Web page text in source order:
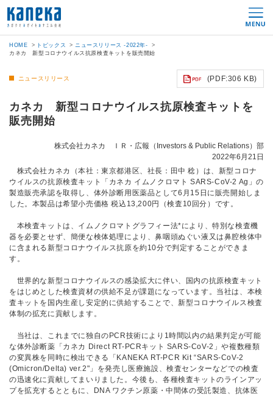
HOME トピックス
ニュースリリース -2022年-
カネカ 新型コロナウイルス抗原検査キットを販売開始
ニュースリリース (PDF:306 KB)
カネカ 新型コロナウイルス抗原検査キットを
販売開始
株式会社カネカ ＩＲ・広報（Investors & Public Relations）部
2022年6月21日
株式会社カネカ（本社：東京都港区、社長：田中 稔）は、新型コロナ
ウイルスの抗原検査キット「カネカ イムノクロマト SARS-CoV-2 Ag」の
製造販売承認を取得し、体外診断用医薬品として6月15日に販売開始しま
した。本製品は希望小売価格 税込13,200円（検査10回分）です。
本検査キットは、イムノクロマトグラフィー法*により、特別な検査機
器を必要とせず、簡便な検体処理により、鼻咽頭ぬぐい液又は鼻腔検体中
に含まれる新型コロナウイルス抗原を約10分で判定することができま
す。
世界的な新型コロナウイルスの感染拡大に伴い、国内の抗原検査キット
をはじめとした検査資材の供給不足が課題になっています。当社は、本検
査キットを国内生産し安定的に供給することで、新型コロナウイルス検査
体制の拡充に貢献します。
当社は、これまでに独自のPCR技術により1時間以内の結果判定が可能
な体外診断薬「カネカ Direct RT-PCRキット SARS-CoV-2」や複数種類
の変異株を同時に検出できる「KANEKA RT-PCR Kit “SARS-CoV-2
(Omicron/Delta) ver.2"」を発売し医療施設、検査センターなどでの検査
の迅速化に貢献してまいりました。今後も、各種検査キットのラインアッ
プを拡充するとともに、DNA ワクチン原薬・中間体の受託製造、抗体医